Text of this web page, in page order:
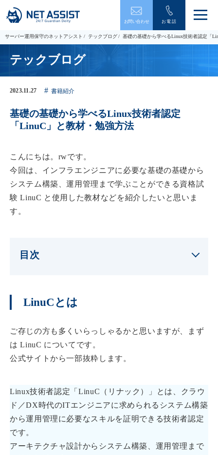
お問い合わせ お電話
メ
ュ
ー
サーバー運用保守のネットアシスト テックブログ 基礎の基礎から学べるLinux技術者認定「
テックブログ
2023.11.27 書籍紹介
基礎の基礎から学べるLinux技術者認定
「LinuC」と教材・勉強方法
こんにちは。rwです。
今回は、インフラエンジニアに必要な基礎の基礎から
システム構築、運用管理まで学ぶことができる資格試
験 LinuC と使用した教材などを紹介したいと思いま
す。
目次
LinuCとは
ご存じの方も多くいらっしゃるかと思いますが、まず
は LinuC についてです。
公式サイトから一部抜粋します。
Linux技術者認定「LinuC（リナック）」とは、クラウ
ド／DX時代のITエンジニアに求められるシステム構築
から運用管理に必要なスキルを証明できる技術者認定
です。
アーキテクチャ設計からシステム構築、運用管理まで